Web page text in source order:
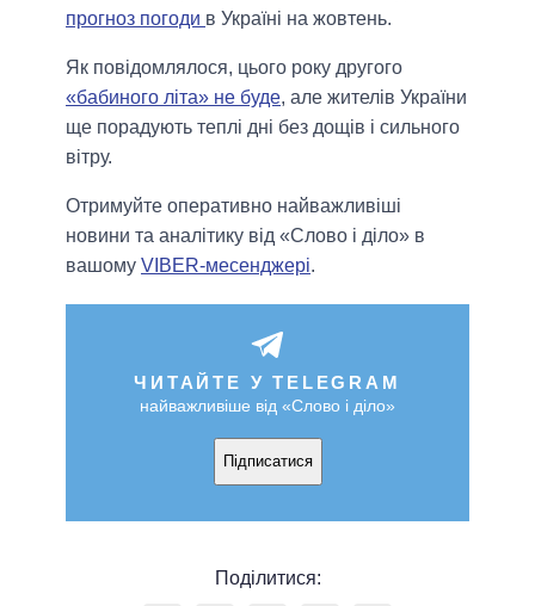
прогноз погоди в Україні на жовтень.
Як повідомлялося, цього року другого
«бабиного літа» не буде, але жителів України
ще порадують теплі дні без дощів і сильного
вітру.
Отримуйте оперативно найважливіші
новини та аналітику від «Слово і діло» в
вашому VIBER-месенджері.
ЧИТАЙТЕ У TELEGRAM
найважливіше від «Слово і діло»
Підписатися
Поділитися: